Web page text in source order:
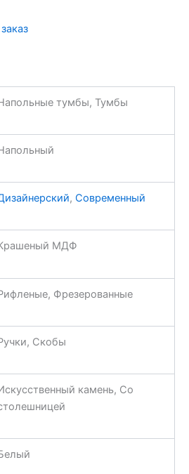
тумбы, Тумбы
, Современный
МДФ
Фрезерованные
Скобы
камень, Со